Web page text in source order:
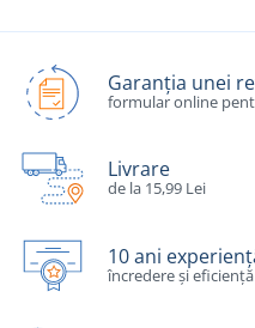
Garanția unei
formular online
Livrare
de la 15,99 Lei
10 ani
încredere și eficiență